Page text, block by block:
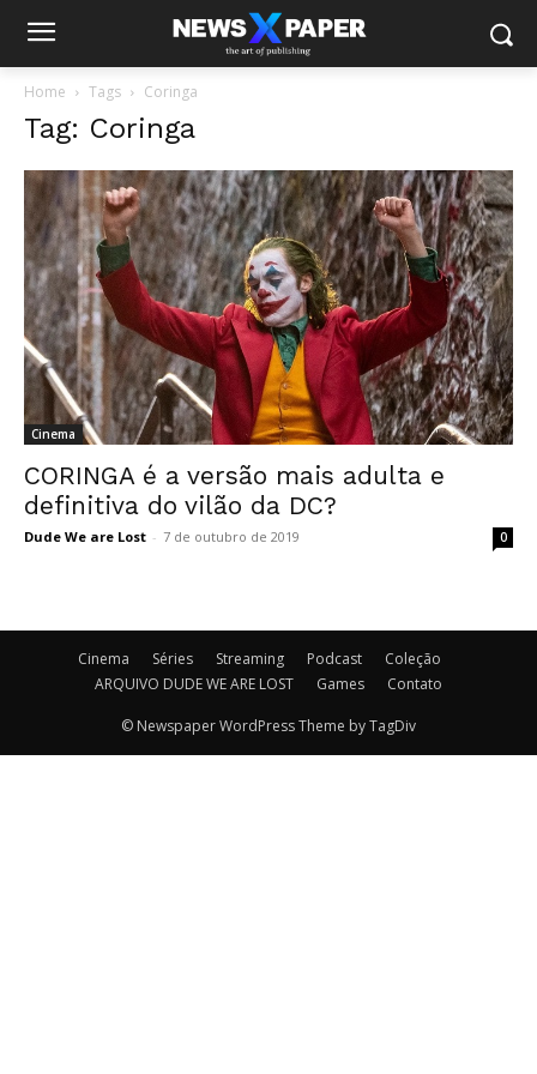
Home Tags Coringa
Tag: Coringa
Cinema
CORINGA é a versão mais adulta e
definitiva do vilão da DC?
Dude We are Lost - 7 de outubro de 2019 0
Cinema Séries Streaming Podcast
Coleção
ARQUIVO DUDE WE ARE LOST
Games Contato
© Newspaper WordPress Theme by TagDiv